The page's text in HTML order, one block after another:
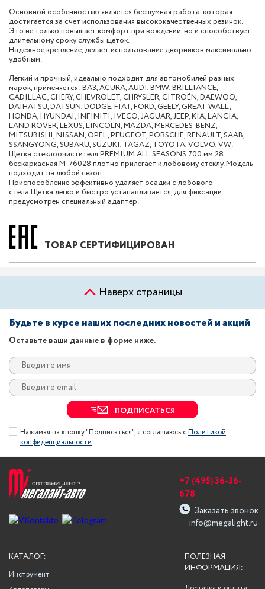
Основной особенностью является бесшумная работа, которая
достигается за счет использования высококачественных резинок.
Это не только повышает комфорт при вождении, но и способствует
длительному сроку службы щеток.
Надежное крепление, делает использование дворников максимально
удобным.
Легкий и прочный, идеально подходит для автомобилей разных
марок, применяется: ВАЗ, ACURA, AUDI, BMW, BRILLIANCE,
CADILLAC, CHERY, CHEVROLET, CHRYSLER, CITROËN, DAEWOO,
DAIHATSU, DATSUN, DODGE, FIAT, FORD, GEELY, GREAT WALL,
HONDA, HYUNDAI, INFINITI, IVECO, JAGUAR, JEEP, KIA, LANCIA,
LAND ROVER, LEXUS, LINCOLN, MAZDA, MERCEDES-BENZ,
MITSUBISHI, NISSAN, OPEL, PEUGEOT, PORSCHE, RENAULT, SAAB,
SSANGYONG, SUBARU, SUZUKI, TAGAZ, TOYOTA, VOLVO, VW.
Щетка стеклоочистителя PREMIUM ALL SEASONS 700 мм 28
бескаркасная M-76028 плотно прилегает к лобовому стеклу. Модель
подходит на любой сезон.
Приспособление эффективно удаляет осадки с лобового
стела.Щетка легко и быстро устанавливается, для фиксации
предусмотрен специальный адаптер.
ТОВАР СЕРТИФИЦИРОВАН
Наверх страницы
Будьте в курсе наших последних новостей и акций
Оставьте ваши данные в форме ниже.
ПОДПИСАТЬСЯ
Нажимая на кнопку "Подписаться", я соглашаюсь сПолитикой
конфиденциальности
info@megalight.ru
+7 (495) 36-36-
678
Заказать звонок
ПОЛЕЗНАЯ
ИНФОРМАЦИЯ:
КАТАЛОГ:
Инструмент